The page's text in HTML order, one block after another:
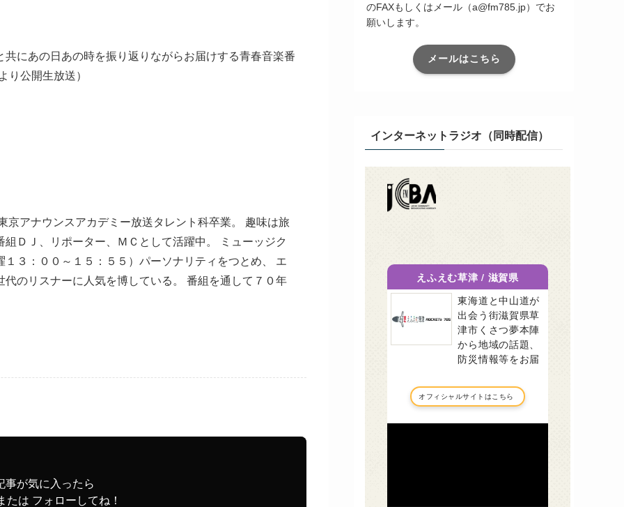
にあの日あの時を振り返りながらお届けする青春音楽番
り公開生放送）
京アナウンスアカデミー放送タレント科卒業。 趣味は旅
ＤＪ、リポーター、ＭＣとして活躍中。 ミューッジク
３：００～１５：５５）パーソナリティをつとめ、 エ
のリスナーに人気を博している。 番組を通して７０年
事が気に入ったら
たは フォローしてね！
のFAXもしくはメール（a@fm785.jp）でお
願いします。
メールはこちら
インターネットラジオ（同時配信）